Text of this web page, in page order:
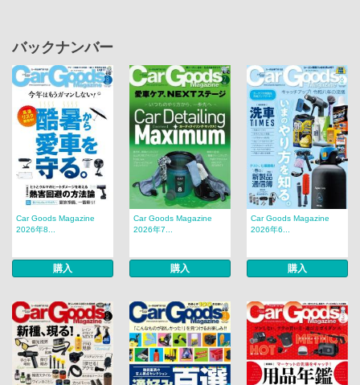
バックナンバー
Car Goods Magazine
2026年8...
購入
Car Goods Magazine
2026年7...
購入
Car Goods Magazine
2026年6...
購入